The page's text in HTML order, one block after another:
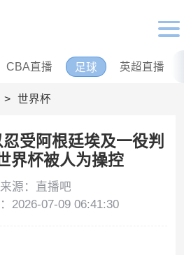
CBA直播 足球 英超直播
世界杯
受阿根廷埃及一役判
界杯被人为操控
来源：直播吧
2026-07-09 06:41:30